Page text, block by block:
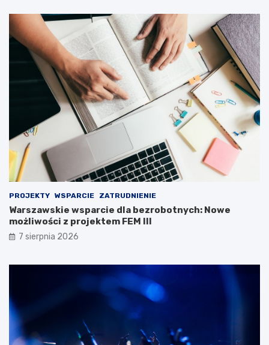
PROJEKTY WSPARCIE ZATRUDNIENIE
Warszawskie wsparcie dla bezrobotnych: Nowe
możliwości z projektem FEM III
7 sierpnia 2026